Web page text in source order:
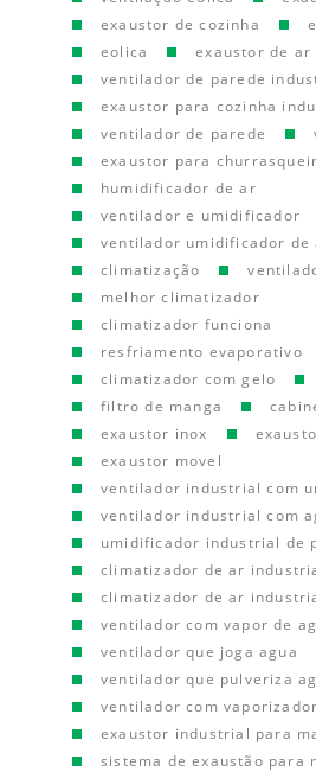
exaustor de cozinha
eolica
exaustor de ar
ventilador de parede
exaustor para cozinha
ventilador de parede
exaustor para
humidificador de ar
ventilador e umidificador
ventilador umidificador de
climatização
melhor climatizador
climatizador funciona
resfriamento evaporativo
climatizador com gelo
filtro de manga
exaustor inox
exaustor movel
ventilador industrial com
ventilador industrial com
umidificador industrial de
climatizador de ar
climatizador de ar
ventilador com vapor de
ventilador que joga agua
ventilador que pulveriza
ventilador com vaporizador
exaustor industrial para
sistema de exaustão para